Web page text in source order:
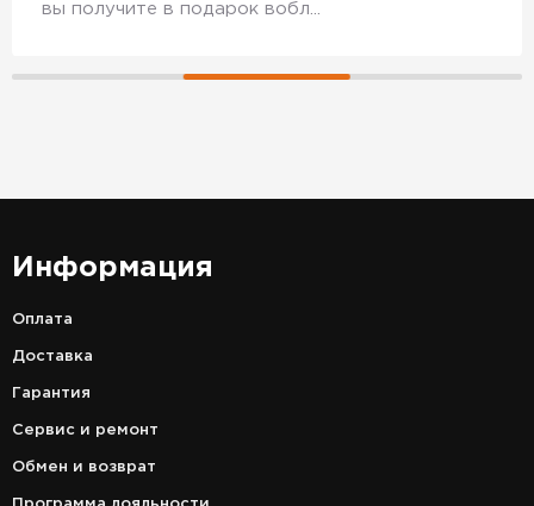
вы получите в подарок вобл...
Информация
Оплата
Доставка
Гарантия
Сервис и ремонт
Обмен и возврат